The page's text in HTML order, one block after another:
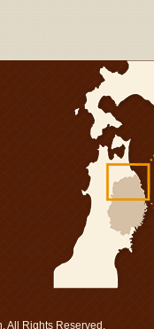
All Rights Reserved.